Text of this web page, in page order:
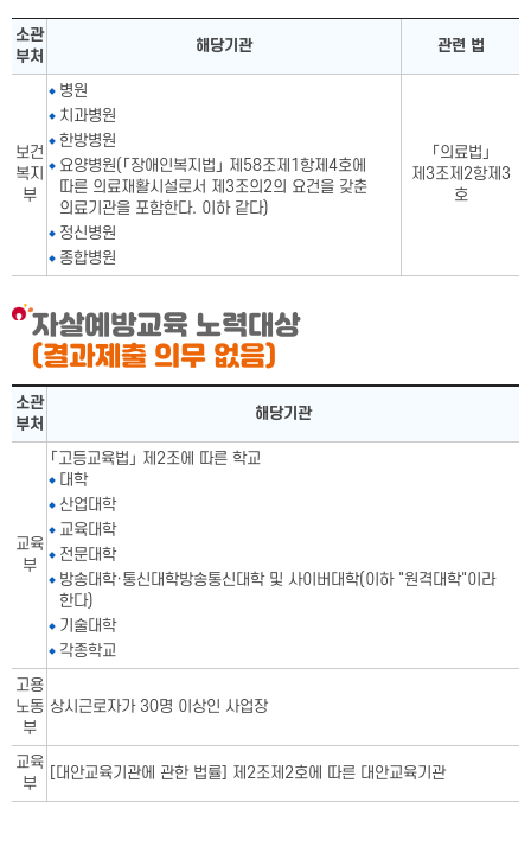
병원급 의료기관표-소관 부처,해당기관, 관련 법으로 구성
소관
부처
해당기관 관련 법
보건
복지
부
병원
치과병원
한방병원
요양병원(「장애인복지법」 제58조제1항제4호에
따른 의료재활시설로서 제3조의2의 요건을 갖춘
의료기관을 포함한다. 이하 같다)
정신병원
종합병원
「의료법」
제3조제2항제3
호
자살예방교육 노력대상
(결과제출 의무 없음)
자살예방교육 노력대상표-소관부처,해당기관으로 구성됨
소관
부처
해당기관
교육
부
「고등교육법」 제2조에 따른 학교
대학
산업대학
교육대학
전문대학
방송대학·통신대학방송통신대학 및 사이버대학(이하 "원격대학"이라
한다)
기술대학
각종학교
고용
노동
부
상시근로자가 30명 이상인 사업장
교육
부
[대안교육기관에 관한 법률] 제2조제2호에 따른 대안교육기관